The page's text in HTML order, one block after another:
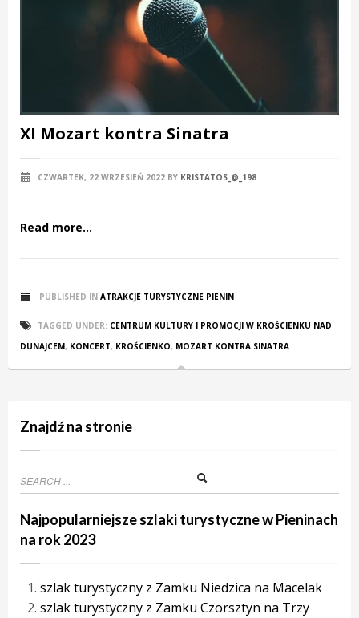
XI Mozart kontra Sinatra
CZWARTEK, 22 WRZESIEŃ 2022 BY KRISTATOS_@_198
Read more...
PUBLISHED IN ATRAKCJE TURYSTYCZNE PIENIN
TAGGED UNDER: CENTRUM KULTURY I PROMOCJI W KROŚCIENKU NAD
DUNAJCEM, KONCERT, KROŚCIENKO, MOZART KONTRA SINATRA
Znajdź na stronie
Najpopularniejsze szlaki turystyczne w Pieninach
na rok 2023
szlak turystyczny z Zamku Niedzica na Macelak
szlak turystyczny z Zamku Czorsztyn na Trzy